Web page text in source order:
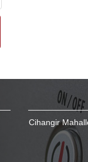
Cihangir